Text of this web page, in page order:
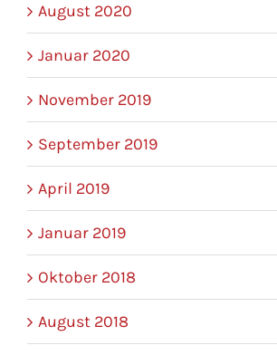
August 2020
Januar 2020
November 2019
September 2019
April 2019
Januar 2019
Oktober 2018
August 2018